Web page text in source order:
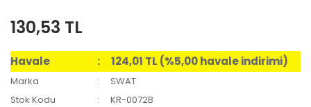
130,53 TL
Havale 124,01 TL (%5,00 havale indirimi)
Marka
SWAT
Stok Kodu
KR-0072B